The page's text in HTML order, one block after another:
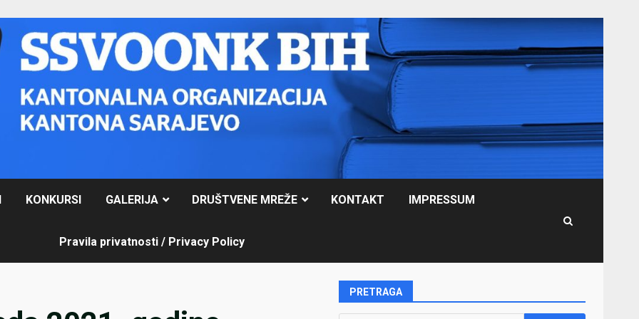
KONKURSI GALERIJA DRUŠTVENE MREŽE KONTAKT IMPRESSUM
Pravila privatnosti / Privacy Policy
PRETRAGA